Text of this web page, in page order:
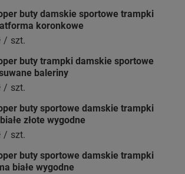
buty damskie sportowe trampki
koronkowe
/ szt.
buty trampki damskie sportowe
baleriny
/ szt.
buty sportowe damskie trampki
złote wygodne
/ szt.
buty sportowe damskie trampki
białe wygodne